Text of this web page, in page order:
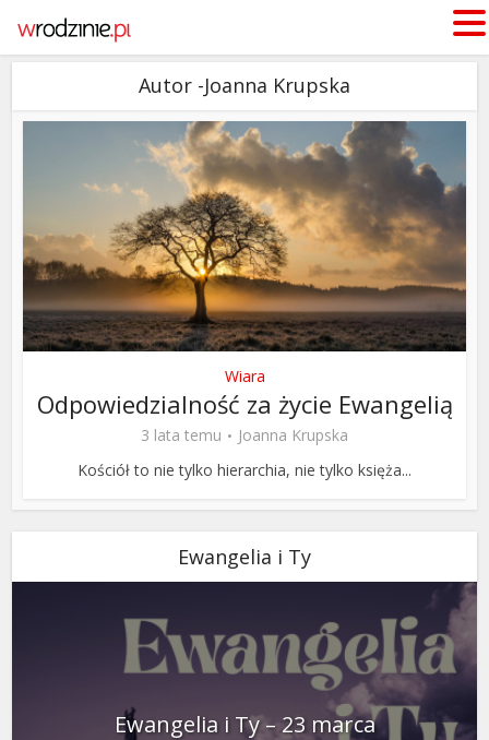
Autor -Joanna Krupska
Wiara
Odpowiedzialność za życie Ewangelią
3 lata temu
Joanna Krupska
Kościół to nie tylko hierarchia, nie tylko księża...
Ewangelia i Ty
Ewangelia i Ty – 23 marca